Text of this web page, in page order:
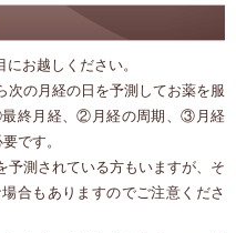
お越しください。
次の月経の日を予測してお薬を服
終月経、②月経の周期、③月経
です。
予測されている方もいますが、そ
合もありますのでご注意くださ